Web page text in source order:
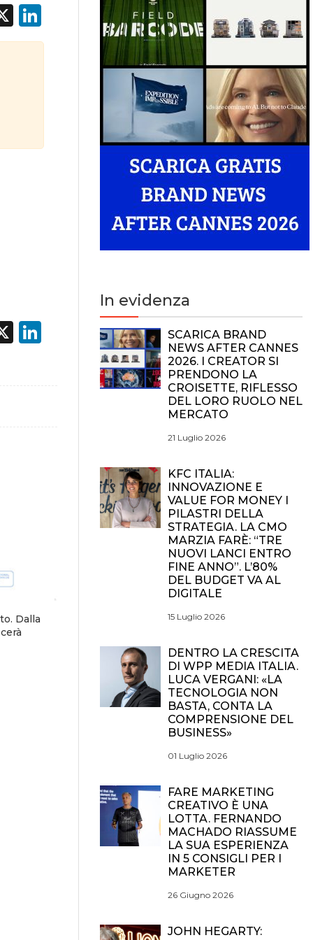
X LinkedIn
X LinkedIn
Dalla
In evidenza
SCARICA BRAND
NEWS AFTER CANNES
2026. I CREATOR SI
PRENDONO LA
CROISETTE, RIFLESSO
DEL LORO RUOLO NEL
MERCATO
21 Luglio 2026
KFC ITALIA:
INNOVAZIONE E
VALUE FOR MONEY I
PILASTRI DELLA
STRATEGIA. LA CMO
MARZIA FARÈ: “TRE
NUOVI LANCI ENTRO
FINE ANNO”. L’80%
DEL BUDGET VA AL
DIGITALE
15 Luglio 2026
DENTRO LA CRESCITA
DI WPP MEDIA ITALIA.
LUCA VERGANI: «LA
TECNOLOGIA NON
BASTA, CONTA LA
COMPRENSIONE DEL
BUSINESS»
01 Luglio 2026
FARE MARKETING
CREATIVO È UNA
LOTTA. FERNANDO
MACHADO RIASSUME
LA SUA ESPERIENZA
IN 5 CONSIGLI PER I
MARKETER
26 Giugno 2026
JOHN HEGARTY: